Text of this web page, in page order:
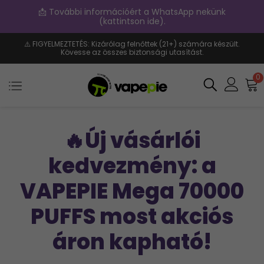
📩 További információért a WhatsApp nekünk
(kattintson ide).
⚠️ FIGYELMEZTETÉS: Kizárólag felnőttek (21+) számára készült.
Kövesse az összes biztonsági utasítást.
0
🔥Új vásárlói
kedvezmény: a
VAPEPIE Mega 70000
PUFFS most akciós
áron kapható!